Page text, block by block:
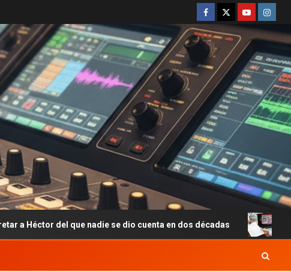
nadie se dio cuenta en dos décadas Employment